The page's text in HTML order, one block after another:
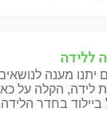
ללידה
יתנו מענה
לידה, הקלה על
ביילוד בחדר